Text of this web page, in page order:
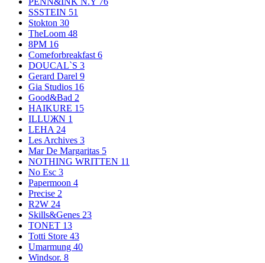
SSSTEIN 51
Stokton 30
TheLoom 48
8PM 16
Comeforbreakfast 6
DOUCAL`S 3
Gerard Darel 9
Gia Studios 16
Good&Bad 2
HAIKURE 15
ILLUЖN 1
LEHA 24
Les Archives 3
Mar De Margaritas 5
NOTHING WRITTEN 11
No Esc 3
Papermoon 4
Precise 2
R2W 24
Skills&Genes 23
TONET 13
Totti Store 43
Umarmung 40
Windsor. 8